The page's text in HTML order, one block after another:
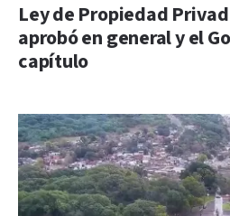
Ley de Propiedad
aprobó en general y el
capítulo